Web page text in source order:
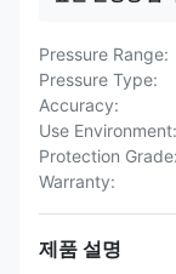
Pressure Range:
Pressure Type:
Accuracy:
Use Environment:
Protection Grade:
Warranty:
제품 설명